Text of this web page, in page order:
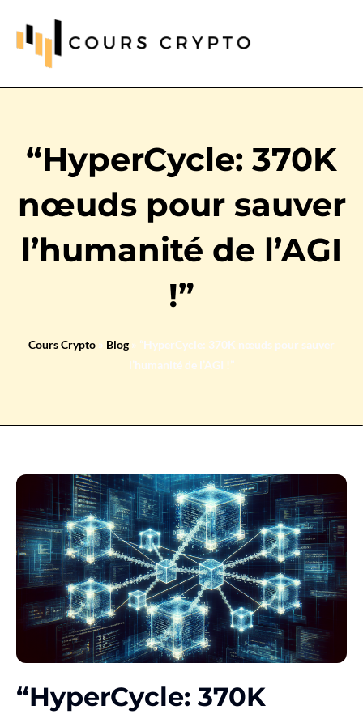
“HyperCycle: 370K
nœuds pour sauver
l’humanité de l’AGI
!”
Cours Crypto » Blog » “HyperCycle: 370K nœuds pour sauver
l’humanité de l’AGI !”
“HyperCycle: 370K